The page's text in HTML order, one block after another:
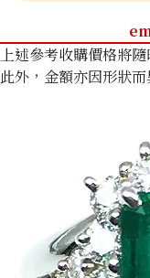
上述參考收購價格將
此外，金額亦因形狀